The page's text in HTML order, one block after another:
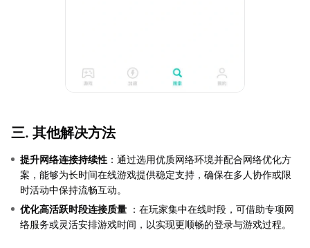
三. 其他解决方法
提升网络连接持续性 ：通过选用优质网络环境并配合网络优化方
案，能够为长时间在线游戏提供稳定支持，确保在多人协作或限
时活动中保持流畅互动。
优化高活跃时段连接质量 ：在玩家集中在线时段，可借助专项网
络服务或灵活安排游戏时间，以实现更顺畅的登录与游戏过程。